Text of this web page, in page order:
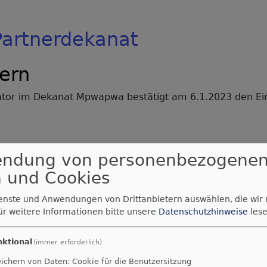
im Dekanat Mpwapwa bestätigt am 6.1.2023 den
Synode am
Dr. Josef Höglauer einen kurzen Bericht
von personenbezogenen
und Cookies
und Anwendungen von Drittanbietern auswählen, die wir
weitere Informationen bitte unsere Datenschutzhinweise
(immer erforderlich)
von Daten: Cookie für die Benutzersitzung